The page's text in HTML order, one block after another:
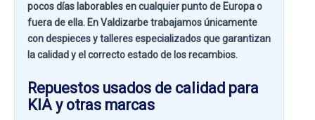
pocos días laborables en cualquier punto de Europa o
fuera de ella. EnValdizarbetrabajamos únicamente
con despieces y talleres especializados que garantizan
la calidad y el correcto estado de los recambios.
Repuestos usados de calidad para
KIA y otras marcas